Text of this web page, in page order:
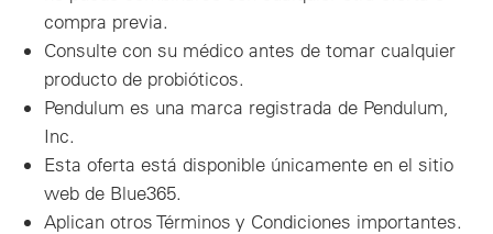
compra previa.
Consulte con su médico antes de tomar cualquier
producto de probióticos.
Pendulum es una marca registrada de Pendulum,
Inc.
Esta oferta está disponible únicamente en el sitio
web de Blue365.
Aplican otros Términos y Condiciones importantes.